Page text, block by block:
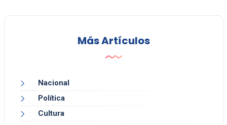
Más Artículos
Nacional
Política
Cultura